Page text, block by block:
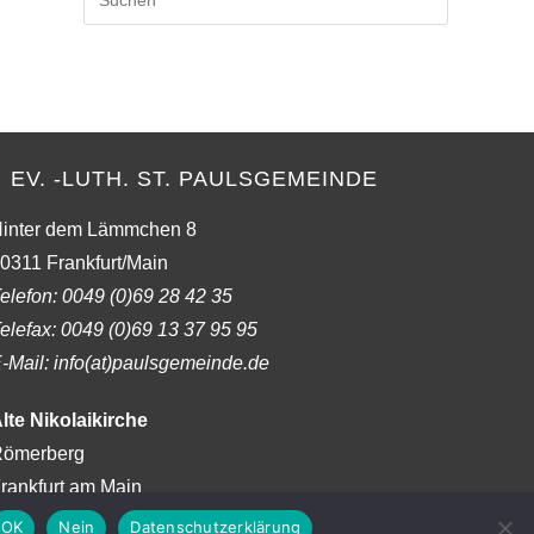
Escape
EV. -LUTH. ST. PAULSGEMEINDE
dem Lämmchen 8
Frankfurt/Main
0049 (0)69 28 42 35
0049 (0)69 13 37 95 95
Mail: info(at)paulsgemeinde.de
Nikolaikirche
am Main
OK Nein Datenschutzerklärung